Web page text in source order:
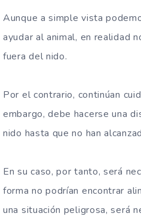
Aunque a simple vista
ayudar al animal, en realidad
fuera del nido.
Por el contrario, continúan
embargo, debe hacerse una
nido hasta que no han
En su caso, por tanto, será
forma no podrían encontrar
una situación peligrosa, será